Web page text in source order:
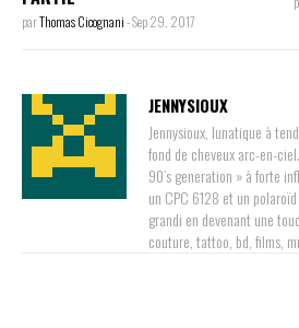
parThomas Cicognani-Sep 29, 2017
JENNYSIOUX
Jennysioux, lunatique à
fond de cheveux arc-en-
90’s generation » à forte
un CPC 6128 et un
grandi en devenant une
couture, tattoo, bd, films,